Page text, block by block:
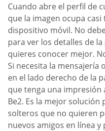
Cuando abre el perfil de
que la imagen ocupa
dispositivo móvil. No
para ver los detalles de
quieres conocer mejor.
Si necesita la mensajería
en el lado derecho de la
que tenga una impresión
Be2. Es la mejor
solteros que no quieren
nuevos amigos en línea y